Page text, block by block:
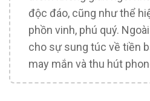
độc đáo, cũng như thể
phồn vinh, phú quý.
cho sự sung túc về tiền
may mắn và thu hút